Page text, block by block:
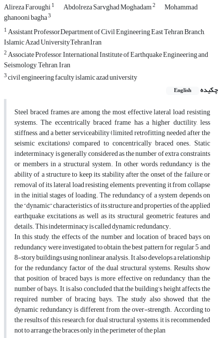
Alireza Faroughi1 Abdolreza Sarvghad Moghadam2 Mohammad
ghanooni bagha3
1Assistant Professor,Department of Civil Engineering East Tehran Branch,
Islamic Azad University,Tehran,Iran
2Associate Professor, International Institute of Earthquake Engineering and
Seismology, Tehran, Iran
3civil engineering faculty islamic azad university
چکیده
English
Steel braced frames are among the most effective lateral load resisting
systems. The eccentrically braced frame has a higher ductility, less
stiffness, and a better serviceability (limited retrofitting needed after the
seismic excitations) compared to concentrically braced ones. Static
indeterminacy is generally considered as the number of extra constraints
or members in a structural system. In other words, redundancy is the
ability of a structure to keep its stability after the onset of the failure or
removal of its lateral load resisting elements, preventing it from collapse
in the initial stages of loading. The redundancy of a system depends on
the “dynamic” characteristics of its structure and properties of the applied
earthquake excitations as well as its structural geometric features and
details. This indeterminacy is called dynamic redundancy.
In this study, the effects of the number and location of braced bays on
redundancy were investigated to obtain the best pattern for regular 5 and
8-story buildings using nonlinear analysis. It also develops a relationship
for the redundancy factor of the dual structural systems. Results show
that position of braced bays is more effective on redundancy than the
number of bays. It is also concluded that the building’s height affects the
required number of bracing bays. The study also showed that the
dynamic redundancy is different from the over-strength. According to
the results of this research, for dual structural systems, it is recommended
not to arrange the braces only in the perimeter of the plan